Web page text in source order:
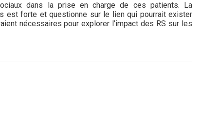
dans la prise en charge de ces patients. La
est forte et questionne sur le lien qui pourrait exister
nécessaires pour explorer l’impact des RS sur les